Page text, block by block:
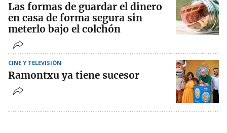
Las formas de guardar el dinero
en casa de forma segura sin
meterlo bajo el colchón
CINE Y TELEVISIÓN
Ramontxu ya tiene sucesor